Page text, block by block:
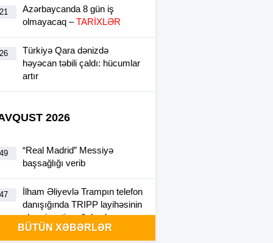
Azərbaycanda 8 gün iş
olmayacaq –TARİXLƏR
Türkiyə Qara dənizdə
həyəcan təbili çaldı: hücumlar
artır
2026
“Real Madrid” Messiyə
başsağlığı verib
İlham Əliyevlə Trampın telefon
danışığında TRIPP layihəsinin
əhəmiyyəti vurğulanıb
BÜTÜN XƏBƏRLƏR